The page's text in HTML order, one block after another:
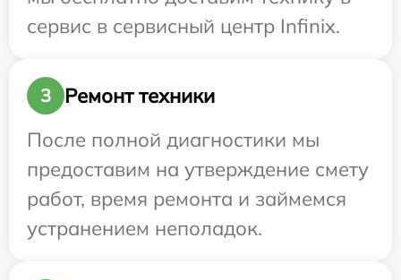
сервис в сервисный центр Infinix.
3
Ремонт техники
После полной диагностики мы
предоставим на утверждение смету
работ, время ремонта и займемся
устранением неполадок.